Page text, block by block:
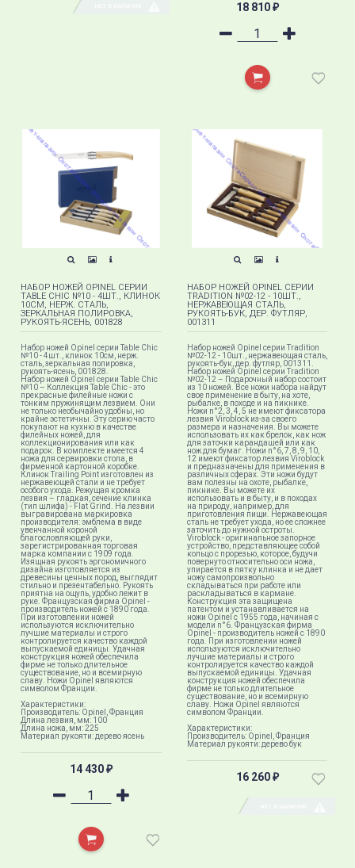
18 810 ₽
НАБОР НОЖЕЙ OPINEL СЕРИИ
TABLE CHIC №10 - 4ШТ., КЛИНОК
10СМ, НЕРЖ. СТАЛЬ,
ЗЕРКАЛЬНАЯ ПОЛИРОВКА,
РУКОЯТЬ-ЯСЕНЬ, 001828
Набор ножей Opinel серии Table Chic
№10 - 4шт., клинок 10см, нерж.
сталь, зеркальная полировка,
рукоять-ясень, 001828.
Набор ножей Opinel серии Table Chic
№10 – Коллекция Table Chic - это
прекрасные филейные ножи с
тонким пружинящим лезвием. Они
не только необычайно удобны, но
крайне эстетичны. Эту серию часто
покупают на кухню в качестве
филейных ножей, для
коллекционирования или как
подарок. В комплекте имеется 4
ножа для сервировки стола, в
фирменной картонной коробке.
Клинок Trailing Point изготовлен из
нержавеющей стали и не требует
особого ухода. Режущая кромка
лезвия – гладкая, сечение клинка
(тип шлифа) - Flat Grind. На лезвии
выгравирована маркировка
производителя: эмблема в виде
увенчанной короной
благословляющей руки,
зарегистрированная торговая
марка компании с 1909 года.
Изящная рукоять эргономичного
дизайна изготовляется из
древесины ценных пород, выглядит
стильно и презентабельно. Рукоять
приятна на ощупь, удобно лежит в
руке. Французская фирма Opinel -
производитель ножей с 1890 года.
При изготовлении ножей
используются исключительно
лучшие материалы и строго
контролируется качество каждой
выпускаемой единицы. Удачная
конструкция ножей обеспечила
фирме не только длительное
существование, но и всемирную
славу. Ножи Opinel являются
символом Франции.
Характеристики:
Производитель: Opinel, Франция
Длина лезвия, мм: 100
Длина ножа, мм: 225
Материал рукояти: дерево ясень
14 430 ₽
НАБОР НОЖЕЙ OPINEL СЕРИИ
TRADITION №02-12 - 10ШТ.,
НЕРЖАВЕЮЩАЯ СТАЛЬ,
РУКОЯТЬ-БУК, ДЕР. ФУТЛЯР,
001311
Набор ножей Opinel серии Tradition
№02-12 - 10шт., нержавеющая сталь,
рукоять-бук, дер. футляр, 001311.
Набор ножей Opinel серии Tradition
№02-12 – Подарочный набор состоит
из 10 ножей. Все ножи набора найдут
свое применение в быту, на хоте,
рыбалке, в походе и на пикнике.
Ножи n°2, 3, 4, 5 не имеют фиксатора
лезвия Viroblock из-за своего
размера и назначения. Вы можете
использовать их как брелок, как нож
для заточки карандашей или как
нож для бумаг. Ножи n°6, 7, 8, 9, 10,
12 имеют фиксатор лезвия Viroblock
и предназначены для применения в
различных сферах. Эти ножи будут
вам полезны на охоте, рыбалке,
пикнике. Вы можете их
использовать и в быту, и в походах
на природу, например, для
приготовления пищи. Нержавеющая
сталь не требует ухода, но ее сложнее
заточить до нужной остроты.
Viroblock - оригинальное запорное
устройство, представляющее собой
кольцо с прорезью, которое, будучи
повернуто относительно оси ножа,
упирается в пятку клинка и не дает
ножу самопроизвольно
складываться при работе или
раскладываться в кармане.
Конструкция эта защищена
патентом и устанавливается на
ножи Opinel с 1955 года, начиная с
модели n°6. Французская фирма
Opinel - производитель ножей с 1890
года. При изготовлении ножей
используются исключительно
лучшие материалы и строго
контролируется качество каждой
выпускаемой единицы. Удачная
конструкция ножей обеспечила
фирме не только длительное
существование, но и всемирную
славу. Ножи Opinel являются
символом Франции.
Характеристики:
Производитель: Opinel, Франция
Материал рукояти: дерево бук
16 260 ₽